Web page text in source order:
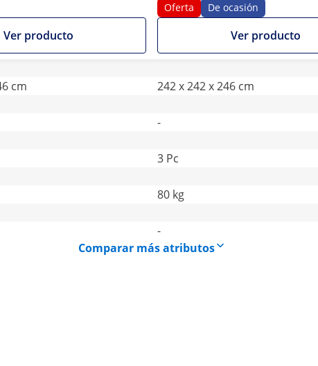
Ver producto
Oferta De ocasión
Ver producto
cm 242 x 242 x 246 cm
-
3 Pc
80 kg
-
Comparar más atributos